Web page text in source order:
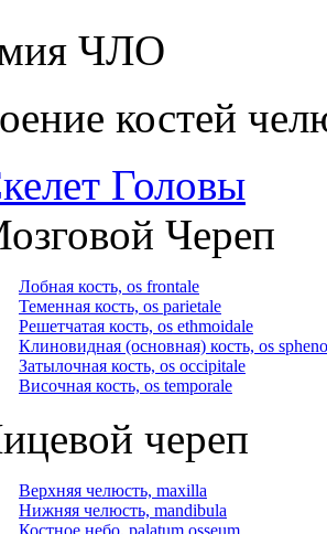
ЧЛО
костей
Головы
Череп
Лобная кость, os frontale
Теменная кость, os parietale
Решетчатая кость, os ethmoidale
Клиновидная (основная) кость, os
Затылочная кость, os occipitale
Височная кость, os temporale
череп
Верхняя челюсть, maxilla
Нижняя челюсть, mandibula
Костное небо, palatum osseum